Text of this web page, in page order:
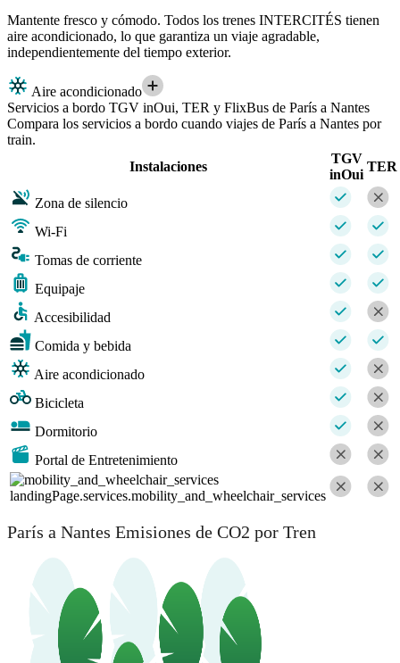
Mantente fresco y cómodo. Todos los trenes INTERCITÉS tienen
aire acondicionado, lo que garantiza un viaje agradable,
independientemente del tiempo exterior.
Aire acondicionado
Servicios a bordo TGV inOui, TER y FlixBus de París a Nantes
Compara los servicios a bordo cuando viajes de París a Nantes por
train.
Instalaciones
TGV
inOui
TER
Zona de silencio
Wi-Fi
Tomas de corriente
Equipaje
Accesibilidad
Comida y bebida
Aire acondicionado
Bicicleta
Dormitorio
Portal de Entretenimiento
landingPage.services.mobility_and_wheelchair_services
París a Nantes Emisiones de CO2 por Tren